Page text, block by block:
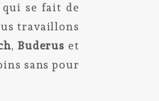
qui se fait de
travaillons
, Buderus et
sans pour